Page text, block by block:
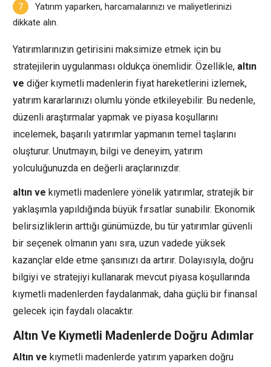
Yatırım yaparken, harcamalarınızı ve maliyetlerinizi
dikkate alın.
Yatırımlarınızın getirisini maksimize etmek için bu
stratejilerin uygulanması oldukça önemlidir. Özellikle, altın
ve diğer kıymetli madenlerin fiyat hareketlerini izlemek,
yatırım kararlarınızı olumlu yönde etkileyebilir. Bu nedenle,
düzenli araştırmalar yapmak ve piyasa koşullarını
incelemek, başarılı yatırımlar yapmanın temel taşlarını
oluşturur. Unutmayın, bilgi ve deneyim, yatırım
yolculuğunuzda en değerli araçlarınızdır.
altın ve kıymetli madenlere yönelik yatırımlar, stratejik bir
yaklaşımla yapıldığında büyük fırsatlar sunabilir. Ekonomik
belirsizliklerin arttığı günümüzde, bu tür yatırımlar güvenli
bir seçenek olmanın yanı sıra, uzun vadede yüksek
kazançlar elde etme şansınızı da artırır. Dolayısıyla, doğru
bilgiyi ve stratejiyi kullanarak mevcut piyasa koşullarında
kıymetli madenlerden faydalanmak, daha güçlü bir finansal
gelecek için faydalı olacaktır.
Altın Ve Kıymetli Madenlerde Doğru Adımlar
Altın ve kıymetli madenlerde yatırım yaparken doğru